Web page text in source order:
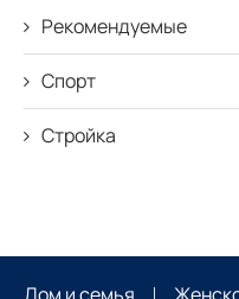
Рекомендуемые
Спорт
Стройка
Дом и семья